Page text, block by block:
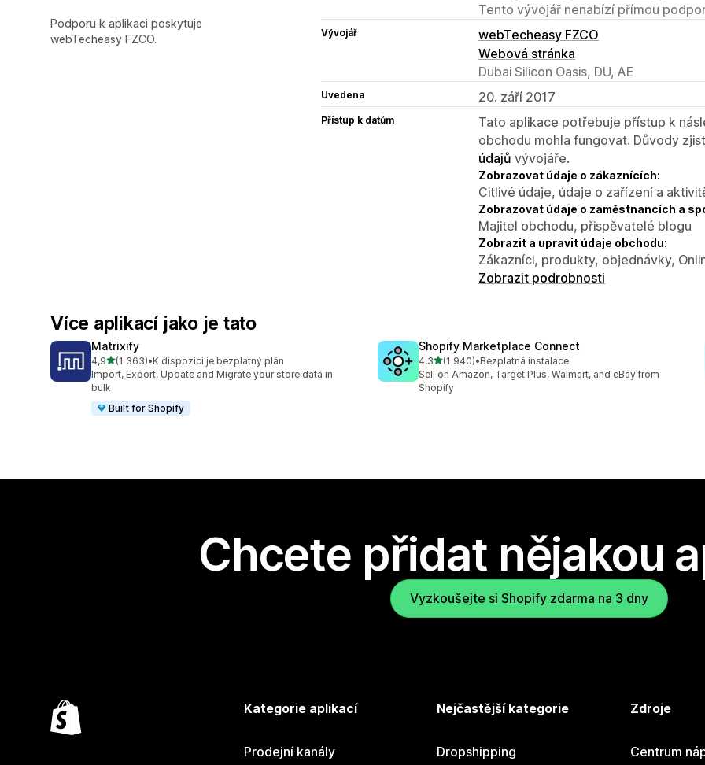
Podporu k aplikaci poskytuje
webTecheasy FZCO.
Tento vývojář nenabízí přímou
Vývojář
webTecheasy FZCO
Webová stránka
Dubai Silicon Oasis, DU, AE
Uvedena 20. září 2017
Přístup k datům
Tato aplikace potřebuje přístup k
obchodu mohla fungovat. Důvody
údajů vývojáře.
Zobrazovat údaje o zákaznících:
Citlivé údaje, údaje o zařízení a
Zobrazovat údaje o zaměstnancích a
Majitel obchodu, přispěvatelé blogu
Zobrazit a upravit údaje obchodu:
Zákazníci, produkty, objednávky,
Zobrazit podrobnosti
Více aplikací jako je tato
Matrixify
4,9z 5 hvězd
(1 363)
Celkový počet recenzí: 1363
•K dispozici je bezplatný plán
Import, Export, Update and Migrate your store data in
bulk
Built for Shopify
Shopify Marketplace Connect
4,3z 5 hvězd
(1 940)
Celkový počet recenzí: 1940
•Bezplatná instalace
Sell on Amazon, Target Plus, Walmart, and eBay from
Shopify
Chcete přidat nějakou
Vyzkoušejte si Shopify zdarma na 3 dny
Kategorie aplikací
Prodejní kanály
Nejčastější kategorie
Dropshipping
Zdroje
Centrum